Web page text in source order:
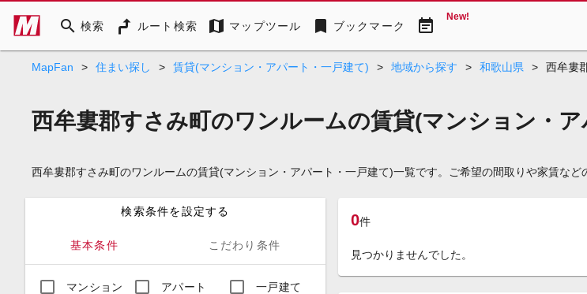
search 検索 ルート検索 map マップツール bookmark ブックマーク event_note New!
MapFan > 住まい探し > 賃貸(マンション・アパート・一戸建て) > 地域から探す > 和歌山県 > 西牟婁
西牟婁郡すさみ町のワンルームの賃貸(マンション・
西牟婁郡すさみ町のワンルームの賃貸(マンション・アパート・一戸建て)一覧です。ご希望の間取りや家賃など
検索条件を設定する
基本条件 こだわり条件
マンション アパート 一戸建て
0件
見つかりませんでした。